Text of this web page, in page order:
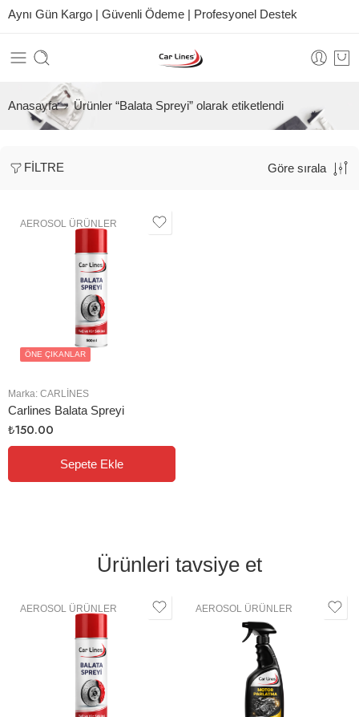
Aynı Gün Kargo | Güvenli Ödeme | Profesyonel Destek
Anasayfa Ürünler “Balata Spreyi” olarak etiketlendi
FILTRE Göre sırala
AEROSOL ÜRÜNLER
Marka: CARLINES
Carlines Balata Spreyi
ÖNE ÇIKANLAR
₺150.00
Sepete Ekle
Ürünleri tavsiye et
AEROSOL ÜRÜNLER AEROSOL ÜRÜNLER